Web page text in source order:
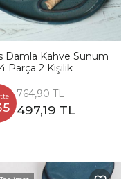
Damla Kahve Sunum
Parça 2 Kişilik
764,90 TL
497,19 TL